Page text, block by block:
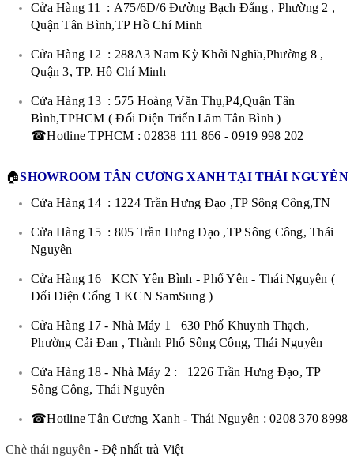
Cửa Hàng 11 : A75/6D/6 Đường Bạch Đằng , Phường 2 ,
Quận Tân Bình,TP Hồ Chí Minh
Cửa Hàng 12 : 288A3 Nam Kỳ Khởi Nghĩa,Phường 8 ,
Quận 3, TP. Hồ Chí Minh
Cửa Hàng 13 : 575 Hoàng Văn Thụ,P4,Quận Tân
Bình,TPHCM ( Đối Diện Triển Lãm Tân Bình )
☎Hotline TPHCM : 02838 111 866 - 0919 998 202
🏠SHOWROOM TÂN CƯƠNG XANH TẠI THÁI NGUYÊN
Cửa Hàng 14 : 1224 Trần Hưng Đạo ,TP Sông Công,TN
Cửa Hàng 15 : 805 Trần Hưng Đạo ,TP Sông Công, Thái
Nguyên
Cửa Hàng 16 KCN Yên Bình - Phổ Yên - Thái Nguyên (
Đối Diện Cổng 1 KCN SamSung )
Cửa Hàng 17 - Nhà Máy 1 630 Phố Khuynh Thạch,
Phường Cải Đan , Thành Phố Sông Công, Thái Nguyên
Cửa Hàng 18 - Nhà Máy 2 : 1226 Trần Hưng Đạo, TP
Sông Công, Thái Nguyên
☎Hotline Tân Cương Xanh - Thái Nguyên : 0208 370 8998
Chè thái nguyên - Đệ nhất trà Việt